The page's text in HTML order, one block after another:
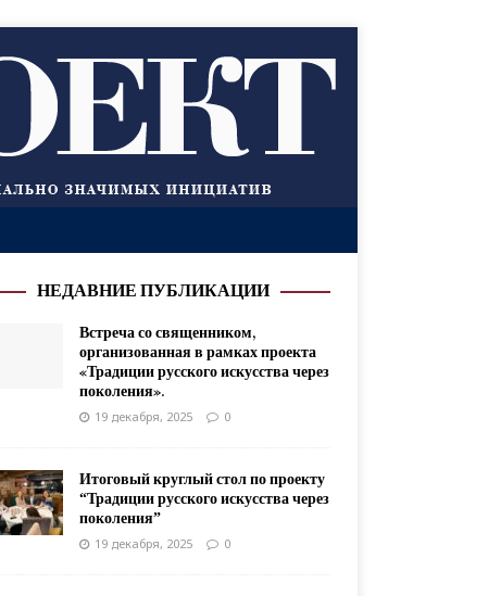
НЕДАВНИЕ ПУБЛИКАЦИИ
Встреча со священником,
организованная в рамках проекта
«Традиции русского искусства через
поколения».
19 декабря, 2025 0
Итоговый круглый стол по проекту
“Традиции русского искусства через
поколения”
19 декабря, 2025 0